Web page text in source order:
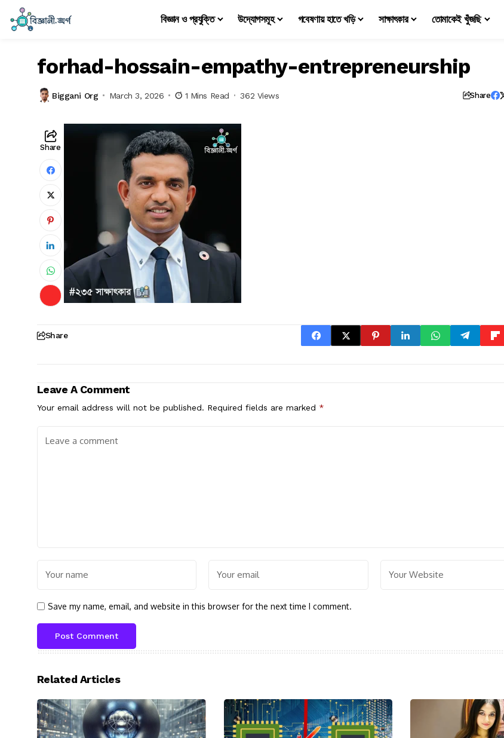
বিজ্ঞান ও প্রযুক্তি উদ্যোগসমূহ গবেষণায় হাতে খড়ি সাক্ষাৎকার তোমাকেই খুঁজছি
forhad-hossain-empathy-entrepreneurship
Biggani Org March 3, 2026 1 Mins Read 362 Views Share
Share
Share
Leave A Comment
Your email address will not be published. Required fields are marked *
Save my name, email, and website in this browser for the next time I comment.
Related Articles